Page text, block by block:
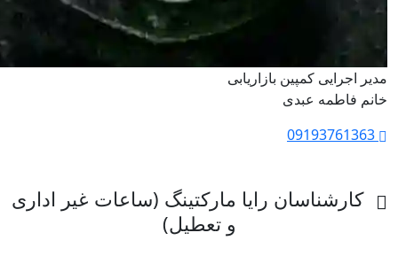
مدیر اجرایی کمپین بازاریابی
خانم فاطمه عبدی
کارشناسان رایا مارکتینگ (ساعات غیر اداری
و تعطیل)